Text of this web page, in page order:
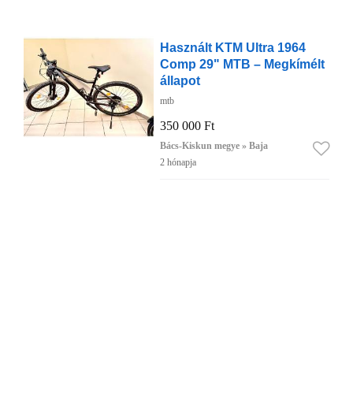
Használt KTM Ultra 1964
Comp 29" MTB – Megkímélt
állapot
mtb
350 000 Ft
Bács-Kiskun megye » Baja
2 hónapja